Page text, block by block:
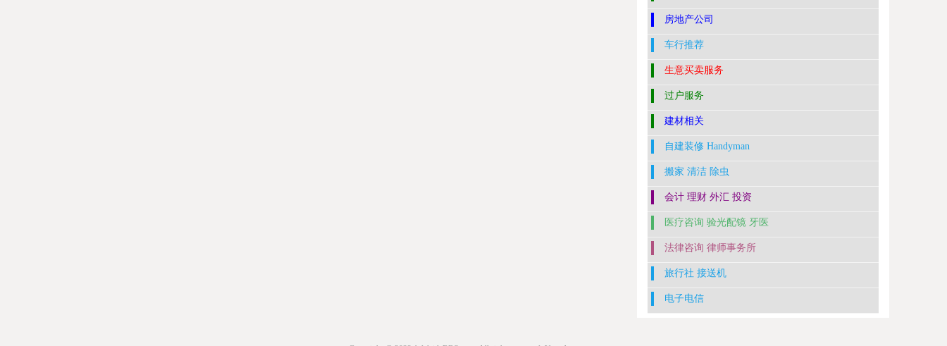
房地产公司
车行推荐
生意买卖服务
过户服务
建材相关
自建装修 Handyman
搬家 清洁 除虫
会计 理财 外汇 投资
医疗咨询 验光配镜 牙医
法律咨询 律师事务所
旅行社 接送机
电子电信